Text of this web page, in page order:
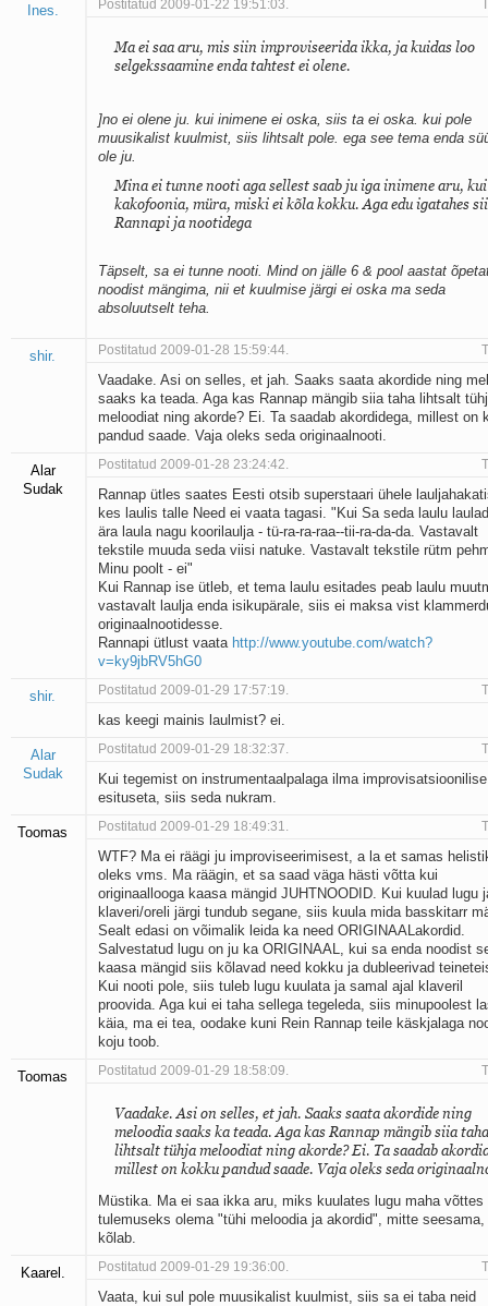
Ines. Postitatud 2009-01-22 19:51:03.
Ma ei saa aru, mis siin improviseerida ikka, ja kuidas loo
selgekssaamine enda tahtest ei olene.
]no ei olene ju. kui inimene ei oska, siis ta ei oska. kui pole
muusikalist kuulmist, siis lihtsalt pole. ega see tema enda
ole ju.
Mina ei tunne nooti aga sellest saab ju iga inimene aru,
kakofoonia, müra, miski ei kõla kokku. Aga edu igatahes
Rannapi ja nootidega
Täpselt, sa ei tunne nooti. Mind on jälle 6 & pool aastat
noodist mängima, nii et kuulmise järgi ei oska ma seda
absoluutselt teha.
shir. Postitatud 2009-01-28 15:59:44.
Vaadake. Asi on selles, et jah. Saaks saata akordide ning
saaks ka teada. Aga kas Rannap mängib siia taha lihtsalt
meloodiat ning akorde? Ei. Ta saadab akordidega, millest on
pandud saade. Vaja oleks seda originaalnooti.
Alar
Sudak
Postitatud 2009-01-28 23:24:42.
Rannap ütles saates Eesti otsib superstaari ühele
kes laulis talle Need ei vaata tagasi. "Kui Sa seda laulu
ära laula nagu koorilaulja - tü-ra-ra-raa--tii-ra-da-da. Vastavalt
tekstile muuda seda viisi natuke. Vastavalt tekstile rütm
Minu poolt - ei"
Kui Rannap ise ütleb, et tema laulu esitades peab laulu
vastavalt laulja enda isikupärale, siis ei maksa vist
originaalnootidesse.
Rannapi ütlust vaata http://www.youtube.com/watch?
v=ky9jbRV5hG0
shir. Postitatud 2009-01-29 17:57:19.
kas keegi mainis laulmist? ei.
Alar
Sudak
Postitatud 2009-01-29 18:32:37.
Kui tegemist on instrumentaalpalaga ilma improvisatsioonilise
esituseta, siis seda nukram.
Toomas Postitatud 2009-01-29 18:49:31.
WTF? Ma ei räägi ju improviseerimisest, a la et samas
oleks vms. Ma räägin, et sa saad väga hästi võtta kui
originaallooga kaasa mängid JUHTNOODID. Kui kuulad lugu
klaveri/oreli järgi tundub segane, siis kuula mida basskitarr
Sealt edasi on võimalik leida ka need ORIGINAALakordid.
Salvestatud lugu on ju ka ORIGINAAL, kui sa enda noodist
kaasa mängid siis kõlavad need kokku ja dubleerivad
Kui nooti pole, siis tuleb lugu kuulata ja samal ajal klaveril
proovida. Aga kui ei taha sellega tegeleda, siis minupoolest
käia, ma ei tea, oodake kuni Rein Rannap teile käskjalaga
koju toob.
Toomas Postitatud 2009-01-29 18:58:09.
Vaadake. Asi on selles, et jah. Saaks saata akordide ning
meloodia saaks ka teada. Aga kas Rannap mängib siia taha
lihtsalt tühja meloodiat ning akorde? Ei. Ta saadab
millest on kokku pandud saade. Vaja oleks seda
Müstika. Ma ei saa ikka aru, miks kuulates lugu maha võttes
tulemuseks olema "tühi meloodia ja akordid", mitte
kõlab.
Kaarel. Postitatud 2009-01-29 19:36:00.
Vaata, kui sul pole muusikalist kuulmist, siis sa ei taba neid